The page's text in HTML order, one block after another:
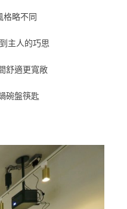
格略不同
主人的巧思
舒適更寬敞
碗盤筷匙